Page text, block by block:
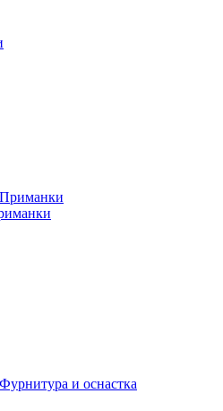
Приманки
Фурнитура и оснастка